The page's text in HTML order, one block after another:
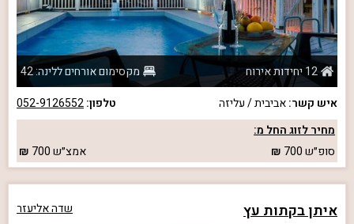
12 יחידות אירוח
מקסימום אורחים ללינה: 42
איש קשר:אביבית / עליזה טלפון:052-9126552
מחיר לזוג החל מ:
סופ״ש700 אמצ״ש700
איתן בקתות עץ שדה אליעזר